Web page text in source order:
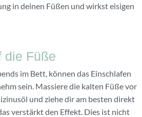
in deinen Füßen und wirkst eisigen
die Füße
im Bett, können das Einschlafen
sein. Massiere die kalten Füße vor
und ziehe dir am besten direkt
verstärkt den Effekt. Dies ist nicht